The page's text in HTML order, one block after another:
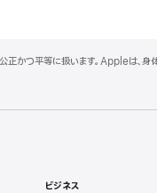
かつ平等に扱います。Appleは、身
ビジネス